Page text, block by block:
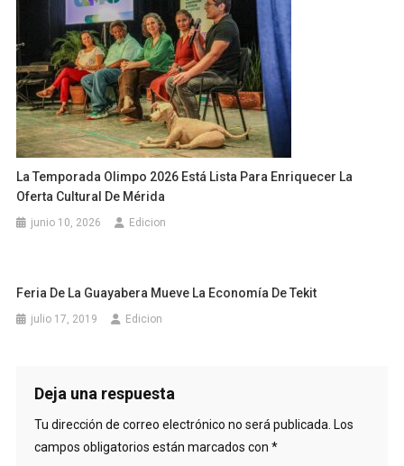
La Temporada Olimpo 2026 Está Lista Para Enriquecer La
Oferta Cultural De Mérida
junio 10, 2026 Edicion
Feria De La Guayabera Mueve La Economía De Tekit
julio 17, 2019 Edicion
Deja una respuesta
Tu dirección de correo electrónico no será publicada. Los
campos obligatorios están marcados con *